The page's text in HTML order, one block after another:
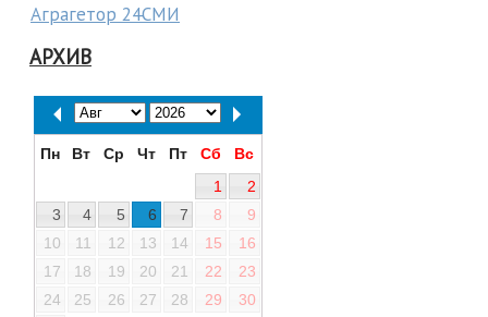
Аграгетор 24СМИ
АРХИВ
Пн Вт Ср Чт Пт Сб
Вс
1
2
3
4 5 6 7 8
9
10
11 12 13 14 15
16
17
18 19 20 21 22
23
24
25 26 27 28 29
30